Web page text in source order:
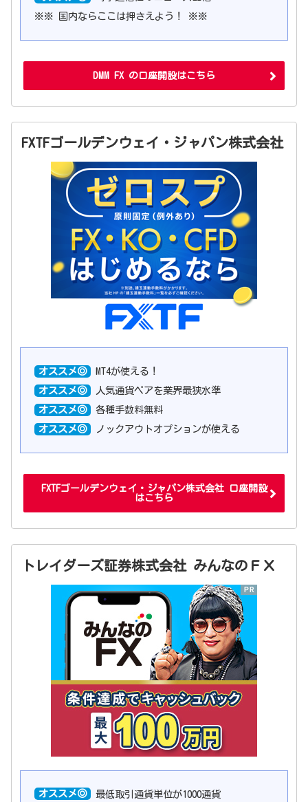
※※ 国内ならここは押さえよう！ ※※
DMM FX の口座開設はこちら
FXTFゴールデンウェイ・ジャパン株式会社
オススメ◎ MT4が使える！
オススメ◎ 人気通貨ペアを業界最狭水準
オススメ◎ 各種手数料無料
オススメ◎ ノックアウトオプションが使える
FXTFゴールデンウェイ・ジャパン株式会社 口座開設
はこちら
トレイダーズ証券株式会社 みんなのＦＸ
オススメ◎ 最低取引通貨単位が1000通貨